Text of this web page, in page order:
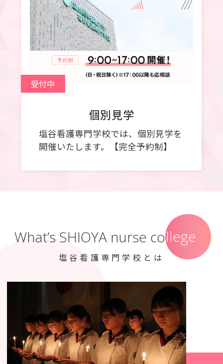
受付中
個別見学
塩谷看護専門学校では、個別見学を
開催いたします。【完全予約制】
What’s SHIOYA nurse college
college
塩谷看護専門学校とは